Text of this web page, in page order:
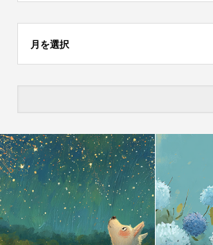
月を選択